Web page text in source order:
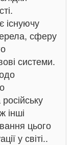
існуючу
сферу
системи.
інші
цього
у світі..